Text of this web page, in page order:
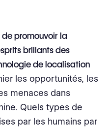
promouvoir la
brillants des
de localisation
les opportunités, les
menaces dans
Quels types de
par les humains par